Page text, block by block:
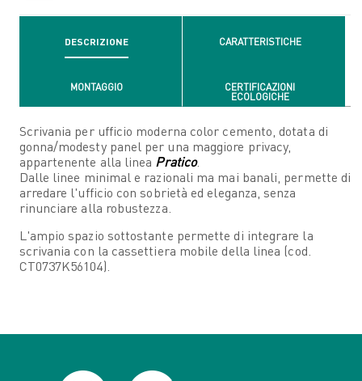
DESCRIZIONE CARATTERISTICHE
MONTAGGIO
CERTIFICAZIONI
ECOLOGICHE
Scrivania per ufficio moderna color cemento, dotata di
gonna/modesty panel per una maggiore privacy,
appartenente alla linea Pratico.
Dalle linee minimal e razionali ma mai banali, permette di
arredare l'ufficio con sobrietà ed eleganza, senza
rinunciare alla robustezza.
L'ampio spazio sottostante permette di integrare la
scrivania con la cassettiera mobile della linea (cod.
CT0737K56104).